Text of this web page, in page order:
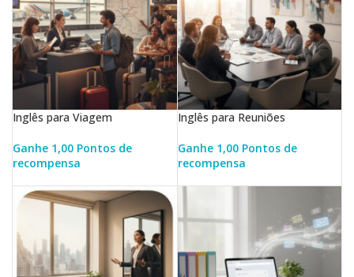
Inglês para Viagem
Ganhe 1,00 Pontos de
recompensa
Inglês para Reuniões
Ganhe 1,00 Pontos de
recompensa